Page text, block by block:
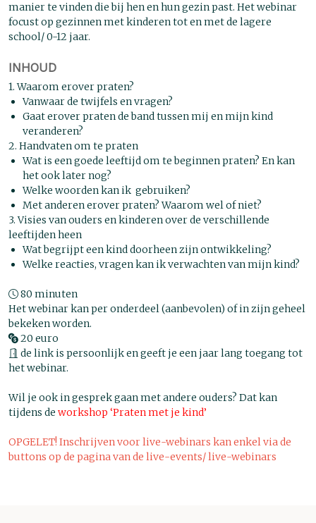
manier te vinden die bij hen en hun gezin past. Het webinar
focust op gezinnen met kinderen tot en met de lagere
school/ 0-12 jaar.
INHOUD
1. Waarom erover praten?
Vanwaar de twijfels en vragen?
Gaat erover praten de band tussen mij en mijn kind
veranderen?
2. Handvaten om te praten
Wat is een goede leeftijd om te beginnen praten? En kan
het ook later nog?
Welke woorden kan ik gebruiken?
Met anderen erover praten? Waarom wel of niet?
3. Visies van ouders en kinderen over de verschillende
leeftijden heen
Wat begrijpt een kind doorheen zijn ontwikkeling?
Welke reacties, vragen kan ik verwachten van mijn kind?
80 minuten
Het webinar kan per onderdeel (aanbevolen) of in zijn geheel
bekeken worden.
20 euro
de link is persoonlijk en geeft je een jaar lang toegang tot
het webinar.
Wil je ook in gesprek gaan met andere ouders? Dat kan
tijdens de workshop ‘Praten met je kind’
OPGELET! Inschrijven voor live-webinars kan enkel via de
buttons op de pagina van de live-events/ live-webinars